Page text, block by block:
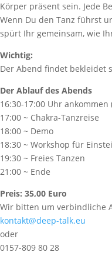
Körper präsent sein. Jede
Wenn Du den Tanz führst
spürt Ihr gemeinsam, wie
Wichtig:
Der Abend findet bekleidet
Der Ablauf des Abends
16:30-17:00 Uhr
17:00 ~ Chakra-Tanzreise
18:00 ~ Demo
18:30 ~ Workshop für
19:30 ~ Freies Tanzen
21:00 ~ Ende
Preis: 35,00 Euro
Wir bitten um verbindliche
kontakt@deep-talk.eu
oder
0157-809 80 28